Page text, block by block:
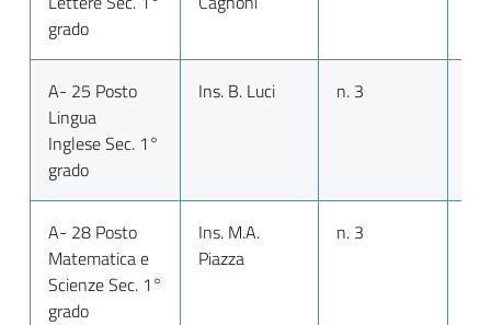
grado
A- 25 Posto
Lingua
IngleseSec. 1°
grado
Ins. B. Luci n. 3
A- 28 Posto
Matematica e
Scienze Sec. 1°
grado
Ins. M.A.
Piazza
n. 3